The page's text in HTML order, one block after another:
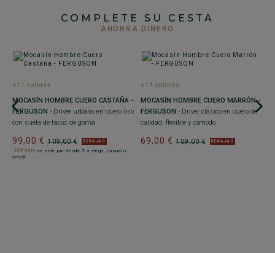
COMPLETE SU CESTA
AHORRA DINERO
+11 colores
MOCASÍN HOMBRE CUERO CASTAÑA -
FERGUSON - Driver urbano en cuero liso
con suela de tacos de goma
109,00 €
99,00 € REBAJAS
-10€ adic en este par desde 2 a elegir, casual o
vestir
+11 colores
MOCASÍN HOMBRE CUERO MARRÓN -
FERGUSON - Driver clásico en cuero de
calidad, flexible y cómodo
109,00 €
69,00 € REBAJAS